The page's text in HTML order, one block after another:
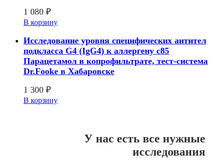
1 080 ₽
В корзину
Исследование уровня специфических антител
подкласса G4 (IgG4) к аллергену с85
Парацетамол в копрофильтрате, тест-система
Dr.Fooke в Хабаровске
1 300 ₽
В корзину
У нас есть все нужные
исследования